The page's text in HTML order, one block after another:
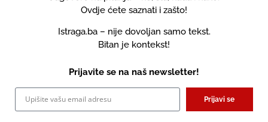
Ovdje ćete saznati i zašto!
Istraga.ba – nije dovoljan samo tekst.
Bitan je kontekst!
Prijavite se na naš newsletter!
Prijavi se